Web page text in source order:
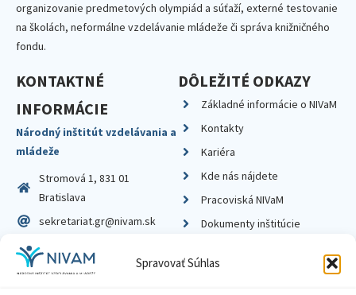
Spravovať Súhlas
organizovanie predmetových olympiád a súťaží, externé testovanie
na školách, neformálne vzdelávanie mládeže či správa knižničného
fondu.
KONTAKTNÉ
INFORMÁCIE
Národný inštitút vzdelávania a
mládeže
Stromová 1, 831 01
Bratislava
sekretariat.gr@nivam.sk
IČO: 00164348
DIČ: 2020798714
DÔLEŽITÉ ODKAZY
Základné informácie o NIVaM
Kontakty
Kariéra
Kde nás nájdete
Pracoviská NIVaM
Dokumenty inštitúcie